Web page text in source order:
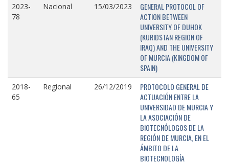
2023-
78
Nacional 15/03/2023
GENERAL PROTOCOL OF
ACTION BETWEEN
UNIVERSITY OF DUHOK
(KURIDSTAN REGION OF
IRAQ) AND THE UNIVERSITY
OF MURCIA (KINGDOM OF
SPAIN)
2018-
65
Regional 26/12/2019
PROTOCOLO GENERAL DE
ACTUACIÓN ENTRE LA
UNIVERSIDAD DE MURCIA Y
LA ASOCIACIÓN DE
BIOTECNÓLOGOS DE LA
REGIÓN DE MURCIA, EN EL
ÁMBITO DE LA
BIOTECNOLOGÍA